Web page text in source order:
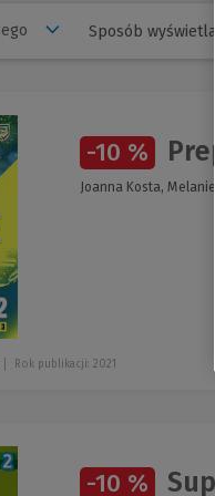
Sposób
-10 %
Joanna Kosta, Melanie
Rok publikacji: 2021
-10 %